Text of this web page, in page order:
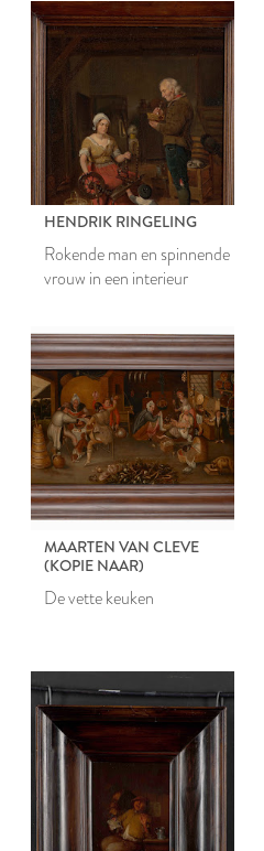
HENDRIK RINGELING
Rokende man en spinnende
vrouw in een interieur
MAARTEN VAN CLEVE
(KOPIE NAAR)
De vette keuken